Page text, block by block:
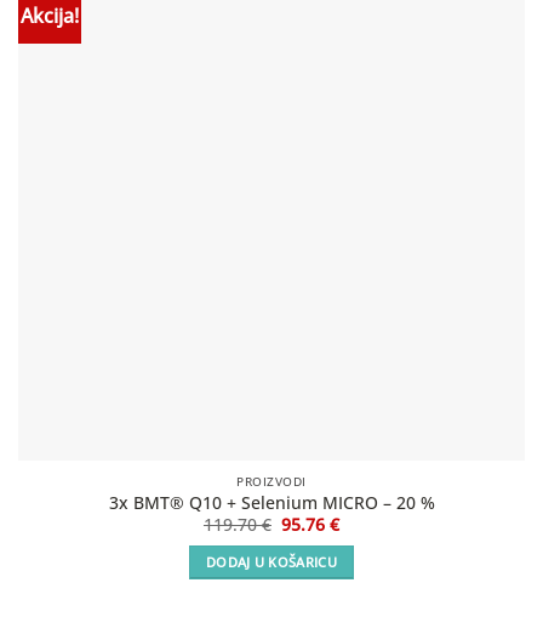
Akcija!
PROIZVODI
3x BMT® Q10 + Selenium MICRO – 20 %
119.70€ Izvorna
bila
je:
119.70 €.
95.76€Trenutna
DODAJ U KOŠARICU